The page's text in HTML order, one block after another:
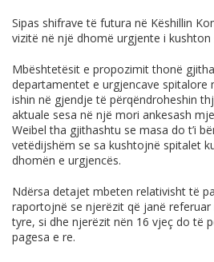
Sipas shifrave të futura në Këshillin
vizitë në një dhomë urgjente i kushton
Mbështetësit e propozimit thonë
departamentet e urgjencave spitalore
ishin në gjendje të përqëndroheshin
aktuale sesa në një mori ankesash
Weibel tha gjithashtu se masa do t’i
vetëdijshëm se sa kushtojnë spitalet
dhomën e urgjencës.
Ndërsa detajet mbeten relativisht të
raportojnë se njerëzit që janë
tyre, si dhe njerëzit nën 16 vjeç do të
pagesa e re.